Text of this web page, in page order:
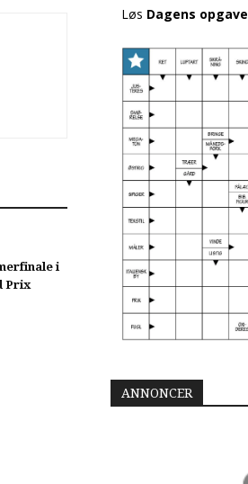
i
Prix
Løs Dagens
ANNONCER